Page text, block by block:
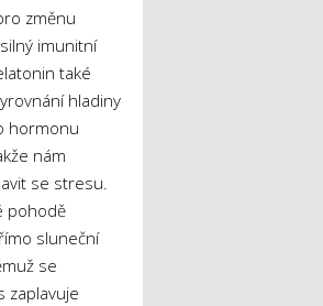
změnu
imunitní
také
hladiny
hormonu
nám
se stresu.
pohodě
sluneční
se
zaplavuje